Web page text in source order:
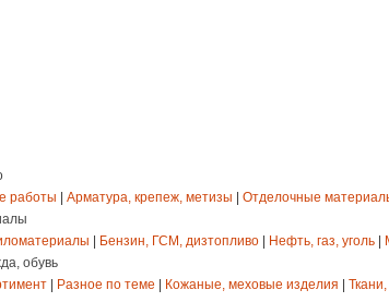
работы
Арматура, крепеж, метизы Отделочные
Бензин, ГСМ, дизтопливо Нефть, газ, уголь
обувь
Разное по теме Кожаные, меховые изделия